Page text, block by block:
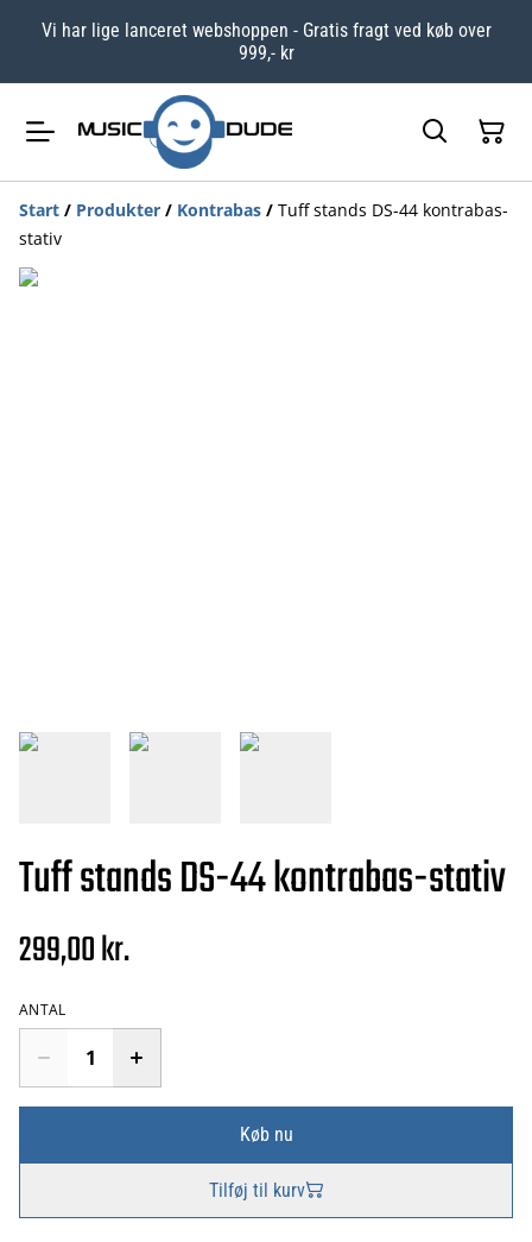
Vi har lige lanceret webshoppen - Gratis fragt ved køb over
999,- kr
Start / Produkter / Kontrabas / Tuff stands DS-44 kontrabas-
stativ
Tuff stands DS-44 kontrabas-stativ
299,00 kr.
ANTAL
Køb nu
Tilføj til kurv